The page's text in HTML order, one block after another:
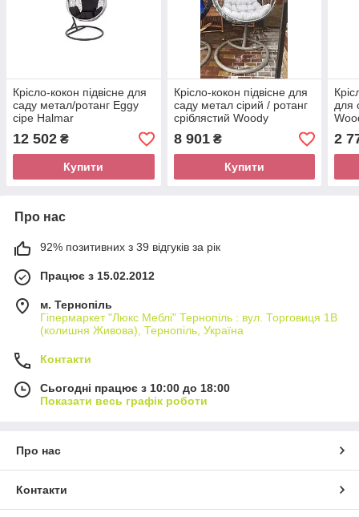
Крісло-кокон підвісне для
саду метал/ротанг Eggy
сіре Halmar
12 502 ₴
Купити
Крісло-кокон підвісне для
саду метал сірий / ротанг
сріблястий Woody
8 901₴
Купити
для
2
Про нас
92% позитивних з 39 відгуків за рік
Працює з 15.02.2012
м. Тернопіль
Гіпермаркет "Люкс Меблі" Тернопіль : вул. Торговиця 1В
(колишня Живова), Тернопіль, Україна
Контакти
Сьогодні працює з 10:00 до 18:00
Показати весь графік роботи
Про нас
Контакти